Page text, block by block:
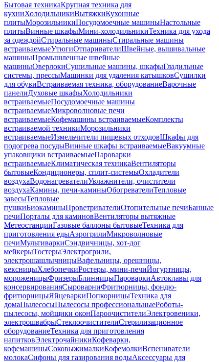
Бытовая техникаКрупная техника для
кухниХолодильникиВытяжкиКухонные
плитыМорозильникиПосудомоечные машиныНастольные
плитыВинные шкафыМини-холодильникиТехника для ухода
за одеждойСтиральные машиныСтиральные машины
встраиваемыеУтюгиОтпаривателиШвейные, вышивальные
машиныПромышленные швейные
машиныОверлокиСушильные машины, шкафыГладильные
системы, прессыМашинки для удаления катышковСушилки
для обувиВстраиваемая техника, оборудованиеВарочные
панелиДуховые шкафыХолодильники
встраиваемыеПосудомоечные машины
встраиваемыеМикроволновые печи
встраиваемыеКофемашины встраиваемыеКомплекты
встраиваемой техникиМорозильники
встраиваемыеИзмельчители пищевых отходовШкафы для
подогрева посудыВинные шкафы встраиваемыеВакуумные
упаковщики встраиваемыеПароварки
встраиваемыеКлиматическая техникаВентиляторы
бытовыеКондиционеры, сплит-системыОхладители
воздухаВодонагревателиУвлажнители, очистители
воздухаКамины, печи-каминыОбогревателиТепловые
завесыТепловые
пушкиБиокаминыПроветривателиОтопительные печиБанные
печиПорталы для каминовВентиляторы вытяжные
МетеостанцииГазовые баллоны бытовыеТехника для
приготовления едыАэрогрилиМикроволновые
печиМультиваркиСэндвичницы, хот-дог
мейкерыТостерыЭлектрогрили,
электрошашлычницыВафельницы, орешницы,
кексницыХлебопечкиРостеры, мини-печиЙогуртницы,
мороженицыФризерыБлинницыПароваркиАвтоклавы для
консервированияСыроварниФритюрницы, фондю-
фритюрницыЯйцеваркиПопкорницыТехника для
домаПылесосыПылесосы профессиональныеРоботы-
пылесосы, мойщики оконПароочистителиЭлектровеники,
электрошвабрыСтеклоочистителиСтерилизационное
оборудованиеТехника для приготовления
напитковЭлектрочайникиКофеварки,
кофемашиныСоковыжималкиКофемолкиВспениватели
молокаСифоны для газирования водыАксессуары для